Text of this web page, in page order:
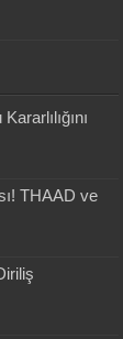
THAAD ve